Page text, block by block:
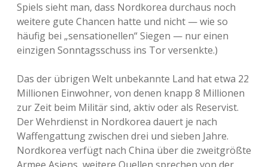
Spiels sieht man, dass Nordkorea durchaus noch
weitere gute Chancen hatte und nicht — wie so
häufig bei „sensationellen“ Siegen — nur einen
einzigen Sonntagsschuss ins Tor versenkte.)
Das der übrigen Welt unbekannte Land hat etwa 22
Millionen Einwohner, von denen knapp 8 Millionen
zur Zeit beim Militär sind, aktiv oder als Reservist.
Der Wehrdienst in Nordkorea dauert je nach
Waffengattung zwischen drei und sieben Jahre.
Nordkorea verfügt nach China über die zweitgrößte